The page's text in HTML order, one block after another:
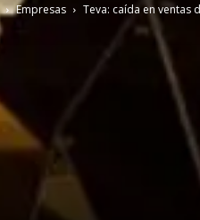
Empresas Teva: caída en ventas